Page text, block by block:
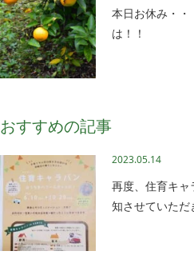
本日お休み・・
は！！
おすすめの記事
2023.05.14
再度、住育キャ
知させていただ